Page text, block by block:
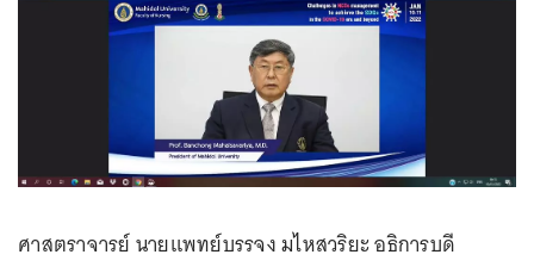
ศาสตราจารย์ นายแพทย์บรรจง มไหสวริยะ อธิการบดี